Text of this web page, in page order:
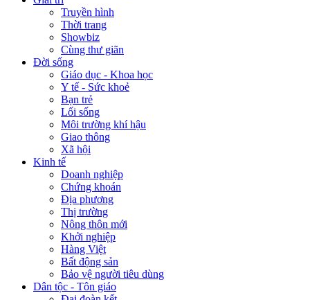
Truyền hình
Thời trang
Showbiz
Cùng thư giãn
Đời sống
Giáo dục - Khoa học
Y tế - Sức khoẻ
Bạn trẻ
Lối sống
Môi trường khí hậu
Giao thông
Xã hội
Kinh tế
Doanh nghiệp
Chứng khoán
Địa phương
Thị trường
Nông thôn mới
Khởi nghiệp
Hàng Việt
Bất động sản
Bảo vệ người tiêu dùng
Dân tộc - Tôn giáo